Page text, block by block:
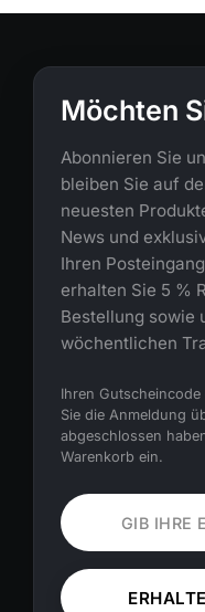
Möchten
Abonnieren Sie
bleiben Sie auf
neuesten
News und
Ihren
erhalten Sie 5 %
Bestellung sowie
wöchentlichen
Ihren
Sie die Anmeldung
abgeschlossen
Warenkorb ein.